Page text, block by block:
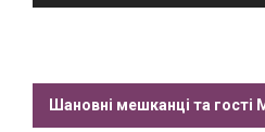
Шановні мешканці та гості